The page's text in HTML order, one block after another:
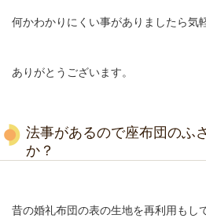
何かわかりにくい事がありましたら気
ありがとうございます。
法事があるので座布団のふ
か？
昔の婚礼布団の表の生地を再利用もし